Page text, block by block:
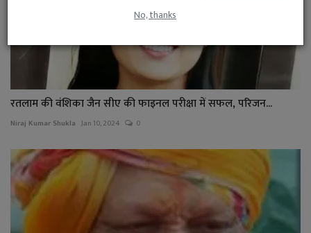
No, thanks
रतलाम की वंशिका जैन सीए की फाइनल परीक्षा में सफल, परिजन...
Niraj Kumar Shukla Jan 10, 2024 0